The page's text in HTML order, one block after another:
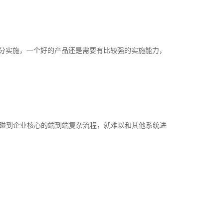
施，一个好的产品还是需要有比较强的实施能力，
到企业核心的端到端复杂流程，就难以和其他系统进